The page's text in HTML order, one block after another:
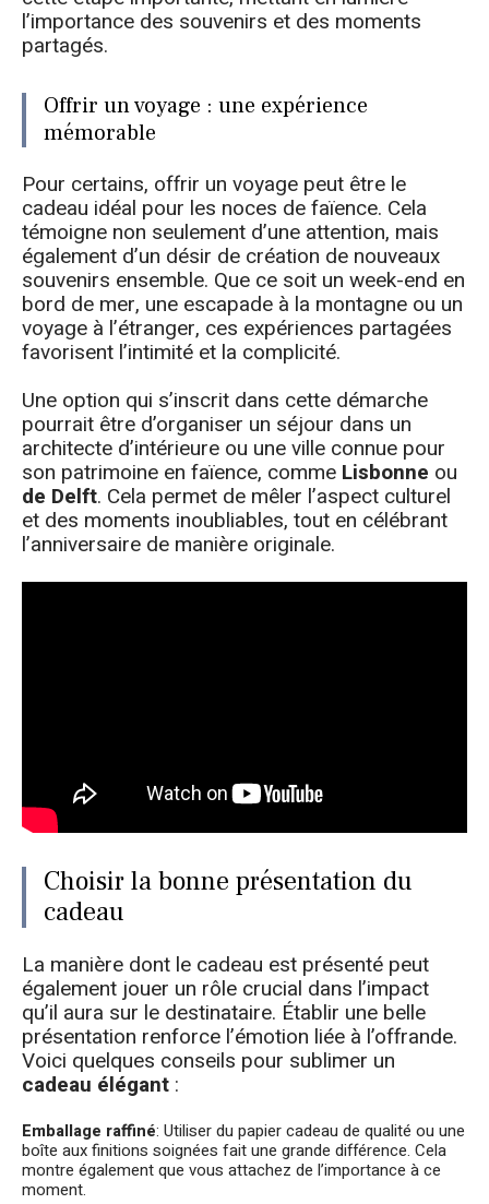
l’importance des souvenirs et des moments
partagés.
Offrir un voyage : une expérience
mémorable
Pour certains, offrir un voyage peut être le
cadeau idéal pour les noces de faïence. Cela
témoigne non seulement d’une attention, mais
également d’un désir de création de nouveaux
souvenirs ensemble. Que ce soit un week-end en
bord de mer, une escapade à la montagne ou un
voyage à l’étranger, ces expériences partagées
favorisent l’intimité et la complicité.
Une option qui s’inscrit dans cette démarche
pourrait être d’organiser un séjour dans un
architecte d’intérieure ou une ville connue pour
son patrimoine en faïence, comme Lisbonne ou
de Delft. Cela permet de mêler l’aspect culturel
et des moments inoubliables, tout en célébrant
l’anniversaire de manière originale.
Choisir la bonne présentation du
cadeau
La manière dont le cadeau est présenté peut
également jouer un rôle crucial dans l’impact
qu’il aura sur le destinataire. Établir une belle
présentation renforce l’émotion liée à l’offrande.
Voici quelques conseils pour sublimer un
cadeau élégant :
Emballage raffiné: Utiliser du papier cadeau de qualité ou une
boîte aux finitions soignées fait une grande différence. Cela
montre également que vous attachez de l’importance à ce
moment.